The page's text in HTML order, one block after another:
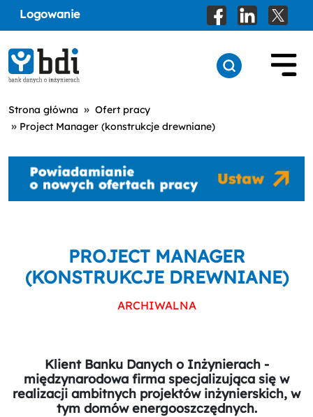
Logowanie
Strona główna » Ofert pracy
» Project Manager (konstrukcje drewniane)
PROJECT MANAGER
(KONSTRUKCJE DREWNIANE)
ARCHIWALNA
Klient Banku Danych o Inżynierach -
międzynarodowa firma specjalizująca się w
realizacji ambitnych projektów inżynierskich, w
tym domów energooszczędnych.